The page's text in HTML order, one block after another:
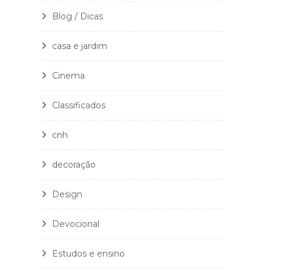
Blog / Dicas
casa e jardim
Cinema
Classificados
cnh
decoração
Design
Devocional
Estudos e ensino